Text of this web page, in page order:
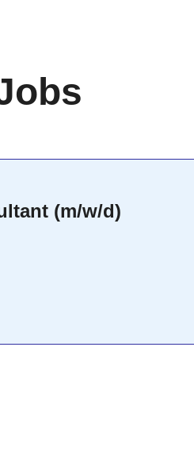
(m/w/d)